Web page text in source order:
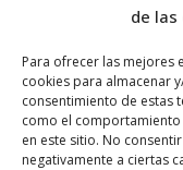
de las
Para ofrecer las mejores
cookies para almacenar
consentimiento de estas
como el
en este sitio. No
negativamente a ciertas